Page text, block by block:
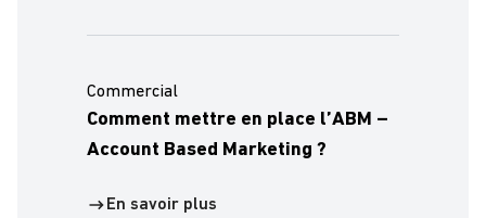
Commercial
Comment mettre en place l’ABM –
Account Based Marketing ?
En savoir plus